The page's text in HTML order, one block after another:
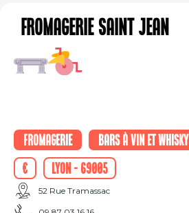
Fromagerie Saint Jean
Fromagerie
Bars à vin et whisky
€
Lyon - 69005
52 Rue Tramassac